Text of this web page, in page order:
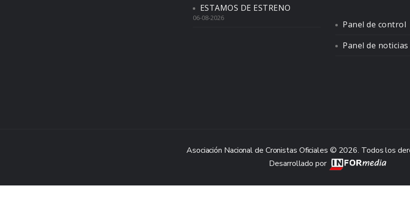
ESTAMOS DE ESTRENO
06-08-2026
Panel de control
Panel de noticias
Asociación Nacional de Cronistas Oficiales © 2026. Todos los
Desarrollado por